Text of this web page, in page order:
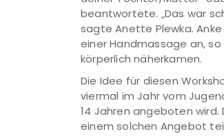
beantwortete. „Das war
sagte Anette Plewka.
einer Handmassage an,
körperlich näherkamen.
Die Idee für diesen
viermal im Jahr vom
14 Jahren angeboten
einem solchen Angebot